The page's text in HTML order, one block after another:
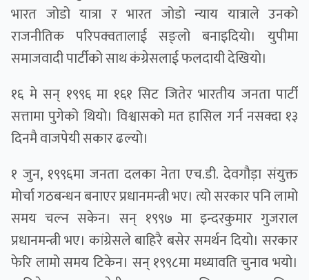
भारत जोडो यात्रा र भारत जोडो न्याय यात्राले उनको
राजनीतिक परिपक्वतालाई सङ्लो बनाइदियो। युपीमा
समाजवादी पार्टीको साथ कंग्रेसलाई फलदायी देखियो।
१६ मे सन् १९९६ मा १६१ सिट जितेर भारतीय जनता पार्टी
सत्तामा पुगेको थियो। विश्वासको मत हासिल गर्न नसक्दा १३
दिनमै वाजपेयी सकार ढल्यो।
१ जुन, १९९६मा जनता दलका नेता एच.डी. देवगौड़ा संयुक्त
मोर्चा गठबन्धन बनाएर प्रधानमन्त्री भए। त्यो सरकार पनि लामो
समय चल्न सकेन। सन् १९९७ मा इन्दरकुमार गुजराल
प्रधानमन्त्री भए। कांग्रेसले बाहिरै बसेर समर्थन दियो। सरकार
फेरि लामो समय टिकेन। सन् १९९८मा मध्यावति चुनाव भयो।